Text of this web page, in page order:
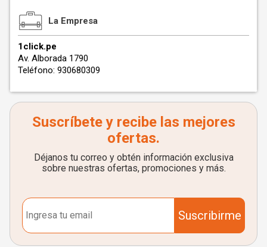
La Empresa
1click.pe
Av. Alborada 1790
Teléfono: 930680309
Suscríbete y recibe las mejores
ofertas.
Déjanos tu correo y obtén información exclusiva
sobre nuestras ofertas, promociones y más.
Suscribirme